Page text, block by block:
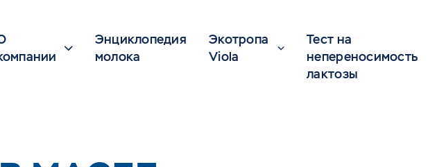
Энциклопедия
молока
Экотропа
Viola
Тест на
непереносимость
лактозы